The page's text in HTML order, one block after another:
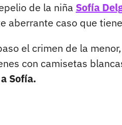
de la niña Sofía
aberrante caso que
el crimen de la
con camisetas
Sofía.